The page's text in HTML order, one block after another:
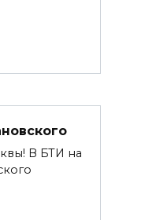
В БТИ на